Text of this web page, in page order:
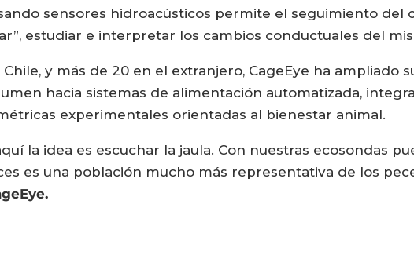
sensores hidroacústicos permite el seguimiento
estudiar e interpretar los cambios conductuales del
y más de 20 en el extranjero, CageEye ha ampliado
hacia sistemas de alimentación automatizada,
experimentales orientadas al bienestar animal.
la idea es escuchar la jaula. Con nuestras ecosondas
es una población mucho más representativa de los